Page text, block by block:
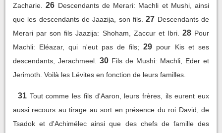
Zacharie.
26 Descendants de Merari: Machli et Mushi, ainsi
que les descendants de Jaazija, son fils. 27 Descendants de
Merari par son fils Jaazija: Shoham, Zaccur et Ibri.
28 Pour
Machli: Eléazar, qui n'eut pas de fils; 29 pour Kis et ses
descendants, Jerachmeel.
30 Fils de Mushi: Machli, Eder et
Jerimoth. Voilà les Lévites en fonction de leurs familles.
31 Tout comme les fils d'Aaron, leurs frères, ils eurent eux
aussi recours au tirage au sort en présence du roi David, de
Tsadok et d'Achimélec ainsi que des chefs de famille des